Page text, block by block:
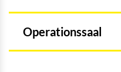
Operationssaal